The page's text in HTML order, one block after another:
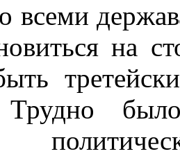
всеми
на
Трудно